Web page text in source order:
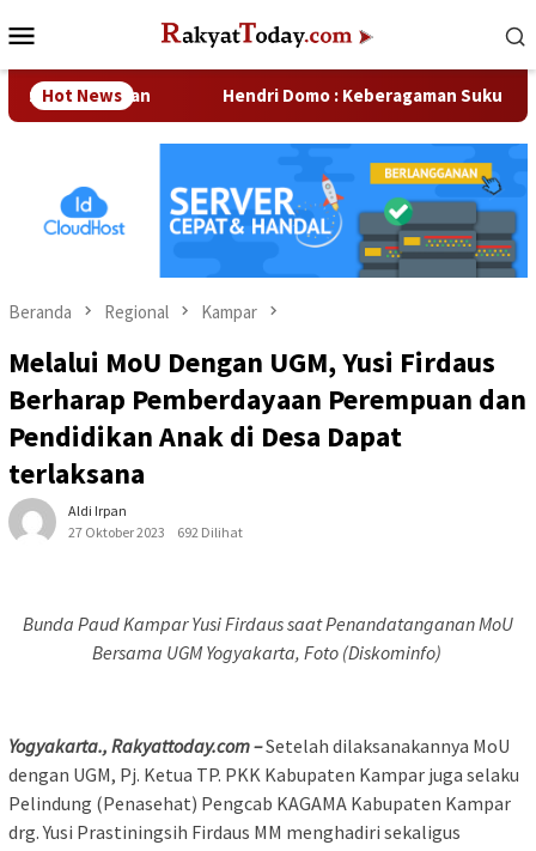
ke
Mobile
Hot News Hendri Domo : Keberagaman Suku dan Budaya
Beranda Regional Kampar
Melalui MoU Dengan UGM, Yusi Firdaus
Berharap Pemberdayaan Perempuan dan
Pendidikan Anak di Desa Dapat
terlaksana
Aldi Irpan
27 Oktober 2023
692 Dilihat
Bunda Paud Kampar Yusi Firdaus saat Penandatanganan MoU
Bersama UGM Yogyakarta, Foto (Diskominfo)
Yogyakarta., Rakyattoday.com –Setelah dilaksanakannya MoU
dengan UGM, Pj. Ketua TP. PKK Kabupaten Kampar juga selaku
Pelindung (Penasehat) Pengcab KAGAMA Kabupaten Kampar
drg. Yusi Prastiningsih Firdaus MM menghadiri sekaligus